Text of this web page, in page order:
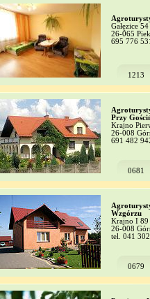
Gałęzice 54
26-065
695 776
1213
Przy
Krajno
26-008
691 482
0681
Wzgórzu
Krajno I 89
26-008
tel. 041
0679